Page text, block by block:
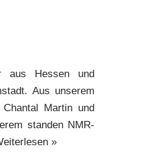
aus Hessen und
Aus unserem
Martin und
standen NMR-
»